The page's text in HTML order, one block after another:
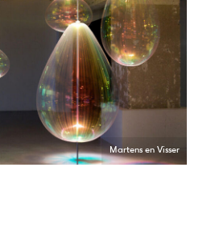
Martens en Visser